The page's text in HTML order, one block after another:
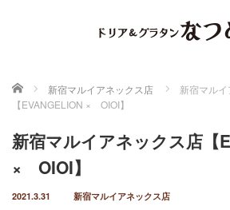
ホーム 新宿マルイアネックス店
新宿マル
【EVANGELION × OIOI】
新宿マルイアネックス店【
× OIOI】
2021.3.31 新宿マルイアネックス店